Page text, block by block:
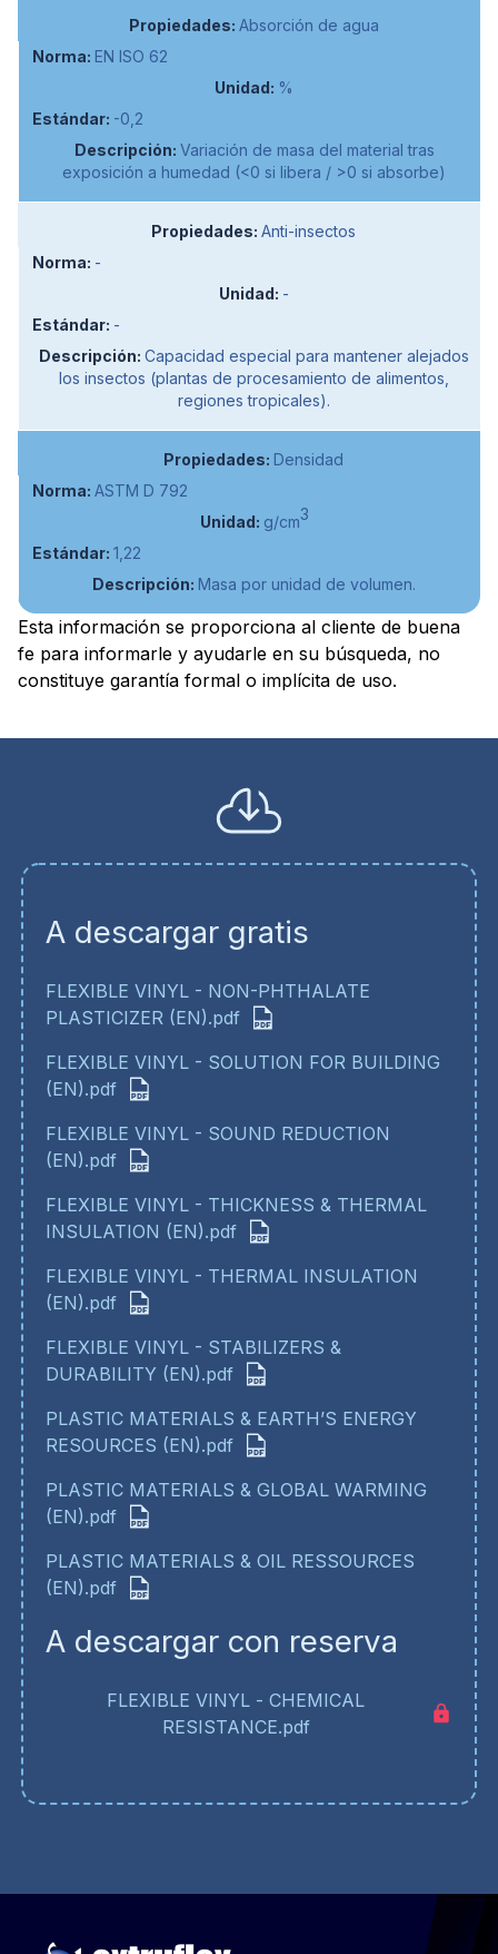
Absorción de agua
EN ISO 62
%
-0,2
Variación de masa del material tras
exposición a humedad (<0 si libera / >0 si absorbe)
Anti-insectos
-
-
-
Capacidad especial para mantener alejados
los insectos (plantas de procesamiento de alimentos,
regiones tropicales).
Densidad
ASTM D 792
g/cm3
1,22
Masa por unidad de volumen.
Esta información se proporciona al cliente de buena
fe para informarle y ayudarle en su búsqueda, no
constituye garantía formal o implícita de uso.
A descargar gratis
FLEXIBLE VINYL - NON-PHTHALATE
PLASTICIZER (EN).pdf
FLEXIBLE VINYL - SOLUTION FOR BUILDING
(EN).pdf
FLEXIBLE VINYL - SOUND REDUCTION
(EN).pdf
FLEXIBLE VINYL - THICKNESS & THERMAL
INSULATION (EN).pdf
FLEXIBLE VINYL - THERMAL INSULATION
(EN).pdf
FLEXIBLE VINYL - STABILIZERS &
DURABILITY (EN).pdf
PLASTIC MATERIALS & EARTH’S ENERGY
RESOURCES (EN).pdf
PLASTIC MATERIALS & GLOBAL WARMING
(EN).pdf
PLASTIC MATERIALS & OIL RESSOURCES
(EN).pdf
A descargar con reserva
FLEXIBLE VINYL - CHEMICAL
RESISTANCE.pdf